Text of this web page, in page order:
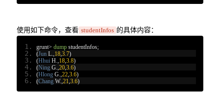
使用如下命令，查看 studentInfos 的具体内容：
grunt> dump studentInfos;
(Jun L., 18, 3.7)
(Hhui H., 18, 3.8)
(Ning G., 20, 3.6)
(Hlong G., 22, 3.6)
(Chang W., 21 3.6)